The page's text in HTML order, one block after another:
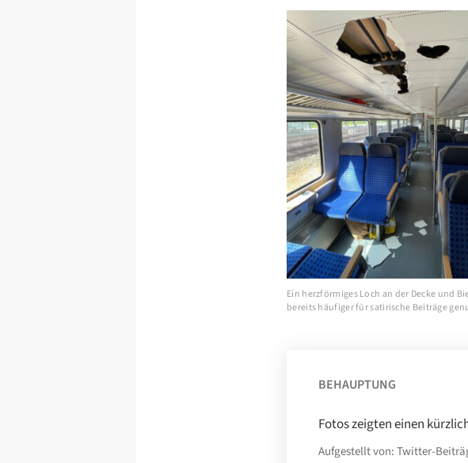
Ein herzförmiges Loch an der Decke und
bereits häufiger für satirische Beiträge
BEHAUPTUNG
Fotos zeigten einen
Aufgestellt von: Twitter-